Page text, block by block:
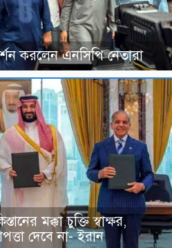
করলেন এনসিপি নেতারা
মক্কা চুক্তি স্বাক্ষর,
দেবে না- ইরান